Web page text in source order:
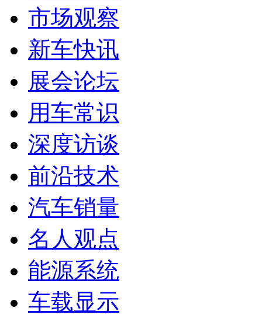
市场观察
新车快讯
展会论坛
用车常识
深度访谈
前沿技术
汽车销量
名人观点
能源系统
车载显示